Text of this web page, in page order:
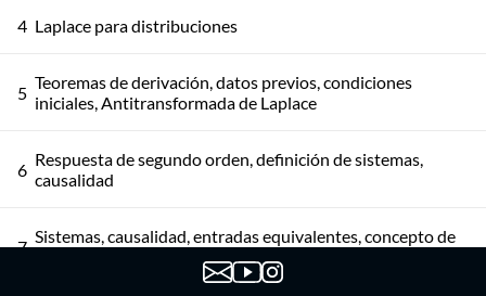
4 Laplace para distribuciones
5 Teoremas de derivación, datos previos, condiciones
iniciales, Antitransformada de Laplace
6 Respuesta de segundo orden, definición de sistemas,
causalidad
7 Sistemas, causalidad, entradas equivalentes, concepto de